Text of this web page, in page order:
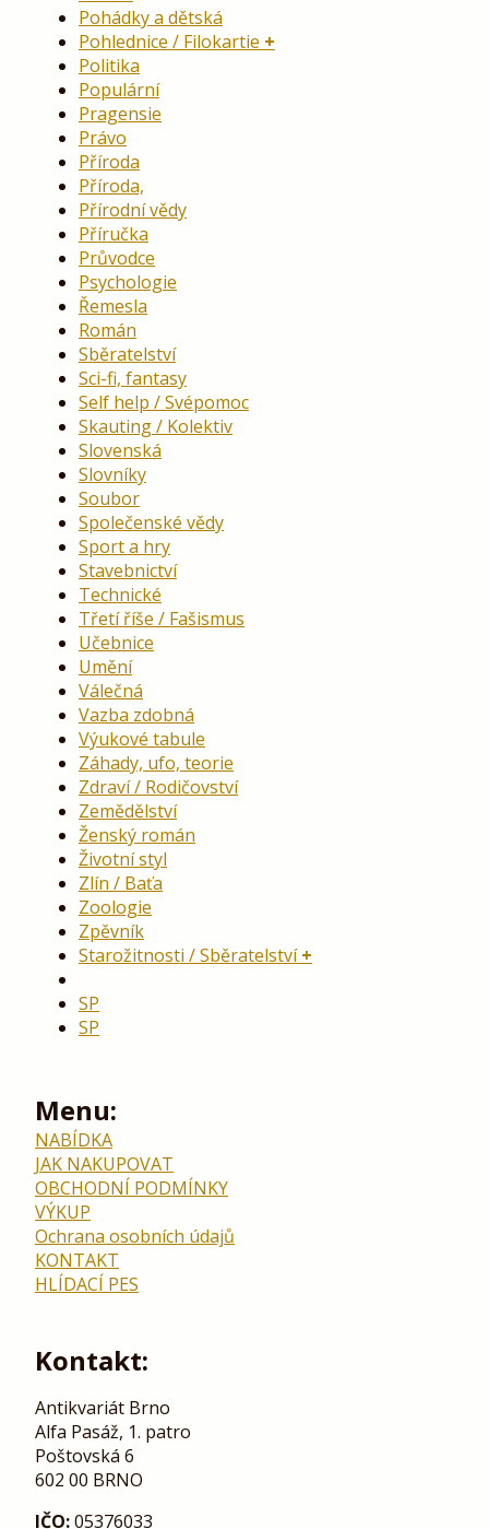
Pohádky a dětská
Pohlednice / Filokartie
Politika
Populární
Pragensie
Právo
Příroda
Příroda,
Přírodní vědy
Příručka
Průvodce
Psychologie
Řemesla
Román
Sběratelství
Sci-fi, fantasy
Self help / Svépomoc
Skauting / Kolektiv
Slovenská
Slovníky
Soubor
Společenské vědy
Sport a hry
Stavebnictví
Technické
Třetí říše / Fašismus
Učebnice
Umění
Válečná
Vazba zdobná
Výukové tabule
Záhady, ufo, teorie
Zdraví / Rodičovství
Zemědělství
Ženský román
Životní styl
Zlín / Baťa
Zoologie
Zpěvník
Starožitnosti / Sběratelství
SP
SP
Menu:
NABÍDKA
JAK NAKUPOVAT
OBCHODNÍ PODMÍNKY
VÝKUP
Ochrana osobních údajů
KONTAKT
HLÍDACÍ PES
Kontakt:
Antikvariát Brno
Alfa Pasáž, 1. patro
Poštovská 6
602 00 BRNO
IČO:05376033